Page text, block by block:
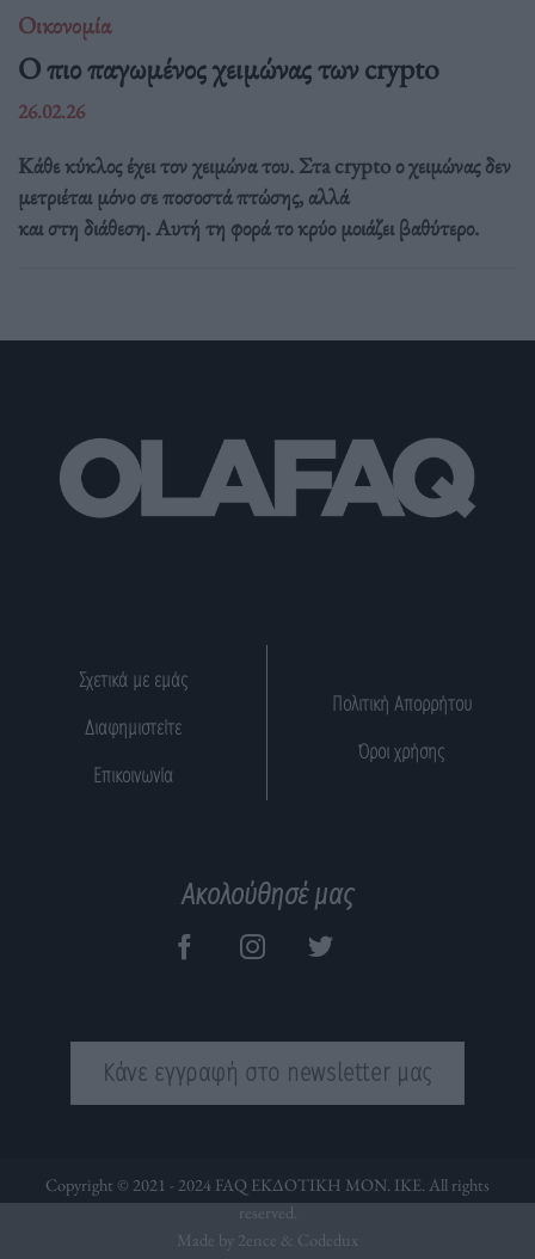
Οικονομία
Ο πιο παγωμένος χειμώνας των crypto
26.02.26
Κάθε κύκλος έχει τον χειμώνα του. Στa crypto ο χειμώνας δεν
μετριέται μόνο σε ποσοστά πτώσης, αλλά
και στη διάθεση. Αυτή τη φορά το κρύο μοιάζει βαθύτερο.
Σχετικά με εμάς
Διαφημιστείτε
Επικοινωνία
Πολιτική Απορρήτου
Όροι χρήσης
Ακολούθησέ μας
Κάνε εγγραφή στο newsletter μας
Copyright © 2021 - 2024 FAQ ΕΚΔΟΤΙΚΗ ΜΟΝ. ΙΚΕ. All rights
reserved.
Made by 2ence & Codedux